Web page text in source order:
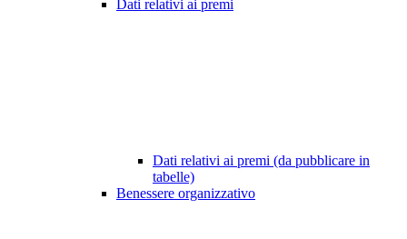
Dati relativi ai premi
Dati relativi ai premi (da pubblicare in
tabelle)
Benessere organizzativo